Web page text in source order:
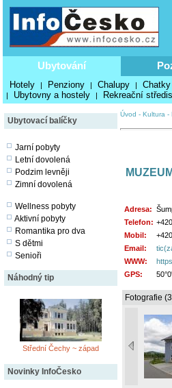
Ubytování
Hotely | Penziony | Chalupy |
| Ubytovny a hostely | Rekreační
Ubytovací balíčky
Jarní pobyty
Letní dovolená
Podzim levněji
Zimní dovolená
Wellness pobyty
Aktivní pobyty
Romantika pro dva
S dětmi
Senioři
Náhodný tip
Střední Čechy ~ západ
Novinky InfoČesko
Úvod - Kultura -
Adresa:
Telefon:
Mobil:
Email:
WWW:
GPS:
Fotografie